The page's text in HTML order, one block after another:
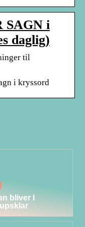
SAGN i
daglig)
til
i kryssord
bliver I